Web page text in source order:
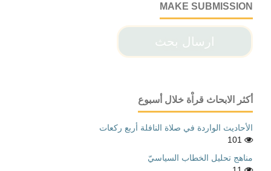
MAKE SUBMISSION
ارسال بحث
أكثر الابحاث قراْة خلال أسبوع
الأحاديث الواردة في صلاة النافلة أربع ركعات
مناهج تحليل الخطاب السياسيّ